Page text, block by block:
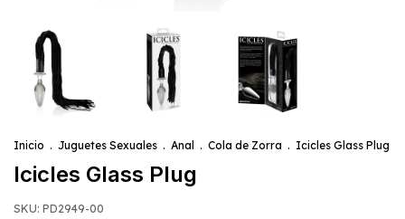
Inicio . Juguetes Sexuales . Anal . Cola de Zorra . Icicles Glass Plug
Icicles Glass Plug
SKU: PD2949-00